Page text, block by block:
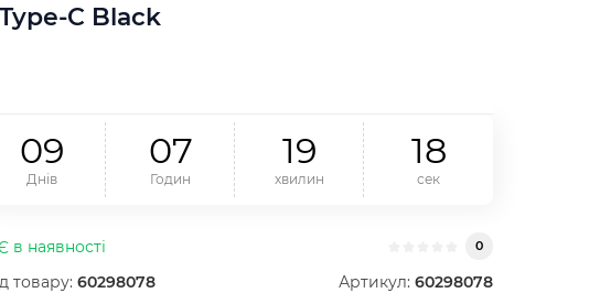
C Black
09
Днів
07
Годин
19
хвилин
17
сек
в наявності 0
товару: 60298078 Артикул: 60298078